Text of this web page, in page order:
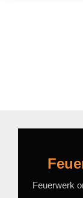
Feuerwerk